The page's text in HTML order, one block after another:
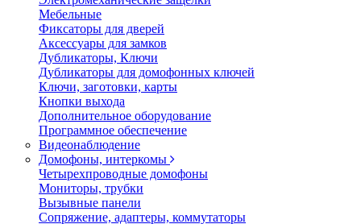
Мебельные
Фиксаторы для дверей
Аксессуары для замков
Дубликаторы, Ключи
Дубликаторы для домофонных ключей
Ключи, заготовки, карты
Кнопки выхода
Дополнительное оборудование
Программное обеспечение
Видеонаблюдение
Домофоны, интеркомы
Четырехпроводные домофоны
Мониторы, трубки
Вызывные панели
Сопряжение, адаптеры, коммутаторы